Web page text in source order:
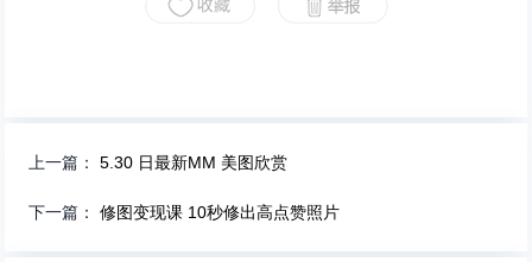
上一篇：5.30 日最新MM 美图欣赏
下一篇：修图变现课 10秒修出高点赞照片